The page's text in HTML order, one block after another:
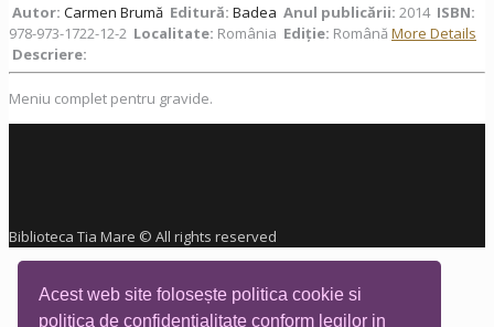
Acest web site folosește politica cookie si
politica de confidentialitate conform legilor in
Autor: Carmen Brumă Editură: Badea Anul publicării: 2014 ISBN:
978-973-1722-12-2 Localitate: România Ediţie: Română More Details
Descriere:
Meniu complet pentru gravide.
Biblioteca Tia Mare © All rights reserved